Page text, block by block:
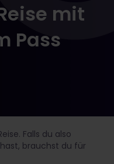
mit
Pass
Falls du also
brauchst du für